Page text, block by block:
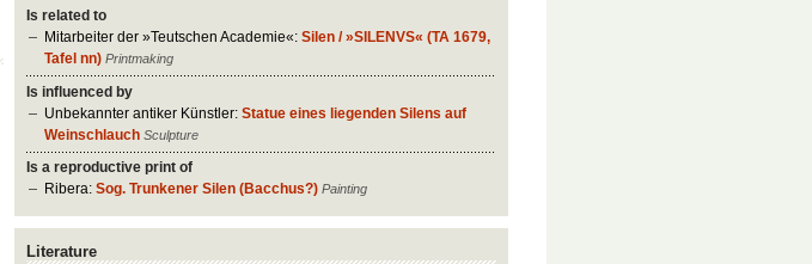
Is related to
Mitarbeiter der »Teutschen Academie«:Silen / »SILENVS« (TA 1679,
Tafel nn) Printmaking
Is influenced by
Unbekannter antiker Künstler:Statue eines liegenden Silens auf
Weinschlauch Sculpture
Is a reproductive print of
Ribera:Sog. Trunkener Silen (Bacchus?) Painting
Literature